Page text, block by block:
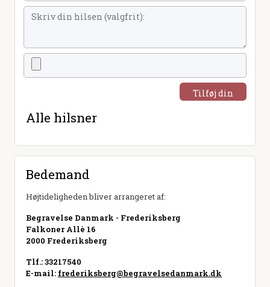
Tilføj din
Alle hilsner
Bedemand
Højtideligheden bliver arrangeret af:
Begravelse Danmark - Frederiksberg
Falkoner Allè 16
2000 Frederiksberg
Tlf.: 33217540
E-mail: frederiksberg@begravelsedanmark.dk